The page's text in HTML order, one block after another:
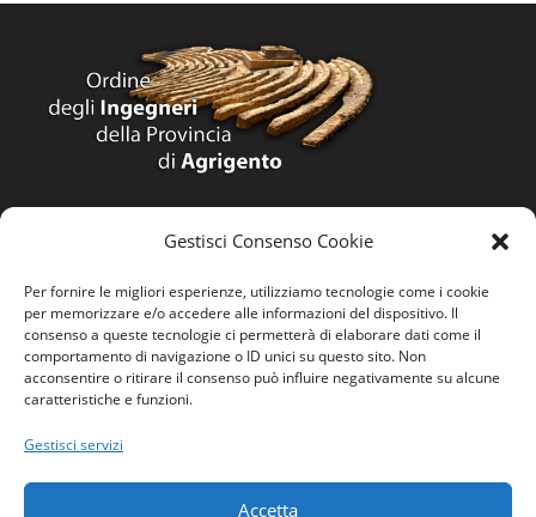
Gestisci Consenso Cookie
Per fornire le migliori esperienze, utilizziamo tecnologie come i cookie
per memorizzare e/o accedere alle informazioni del dispositivo. Il
consenso a queste tecnologie ci permetterà di elaborare dati come il
comportamento di navigazione o ID unici su questo sito. Non
acconsentire o ritirare il consenso può influire negativamente su alcune
caratteristiche e funzioni.
Gestisci servizi
Accetta
Privacy Policy
Contatti